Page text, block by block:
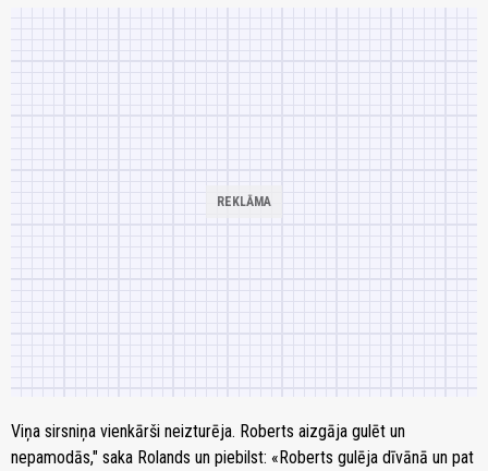
Viņa sirsniņa vienkārši neizturēja. Roberts aizgāja gulēt un
nepamodās," saka Rolands un piebilst: «Roberts gulēja dīvānā un pat